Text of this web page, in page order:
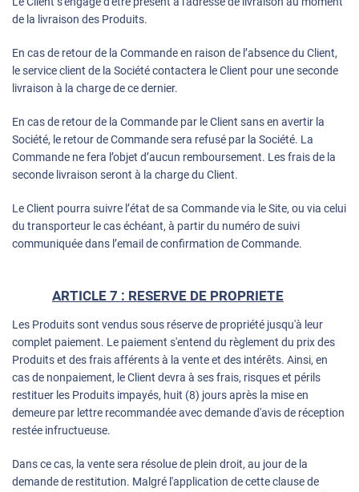
de la livraison des Produits.
En cas de retour de la Commande en raison de l’absence du Client,
le service client de la Société contactera le Client pour une seconde
livraison à la charge de ce dernier.
En cas de retour de la Commande par le Client sans en avertir la
Société, le retour de Commande sera refusé par la Société. La
Commande ne fera l’objet d’aucun remboursement. Les frais de la
seconde livraison seront à la charge du Client.
Le Client pourra suivre l’état de sa Commande via le Site, ou via celui
du transporteur le cas échéant, à partir du numéro de suivi
communiquée dans l’email de confirmation de Commande.
ARTICLE 7 : RESERVE DE PROPRIETE
Les Produits sont vendus sous réserve de propriété jusqu'à leur
complet paiement. Le paiement s'entend du règlement du prix des
Produits et des frais afférents à la vente et des intérêts. Ainsi, en
cas de nonpaiement, le Client devra à ses frais, risques et périls
restituer les Produits impayés, huit (8) jours après la mise en
demeure par lettre recommandée avec demande d'avis de réception
restée infructueuse.
Dans ce cas, la vente sera résolue de plein droit, au jour de la
demande de restitution. Malgré l'application de cette clause de